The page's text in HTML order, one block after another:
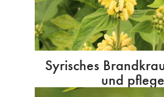
Syrisches
und